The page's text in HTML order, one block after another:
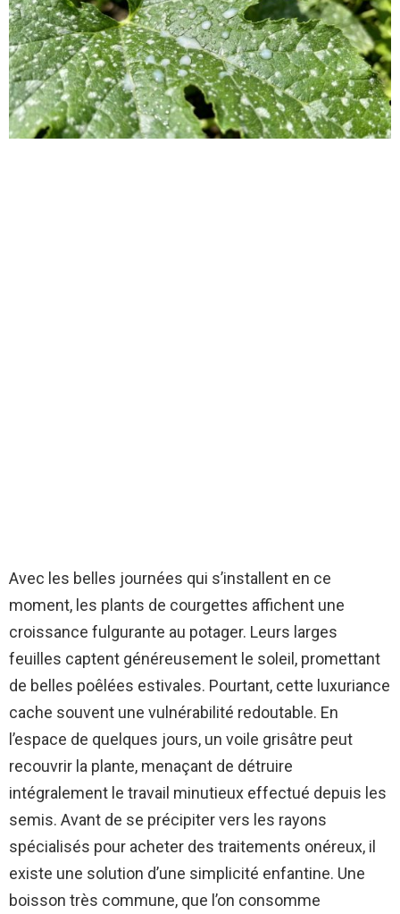
Avec les belles journées qui s’installent en ce
moment, les plants de courgettes affichent une
croissance fulgurante au potager. Leurs larges
feuilles captent généreusement le soleil, promettant
de belles poêlées estivales. Pourtant, cette luxuriance
cache souvent une vulnérabilité redoutable. En
l’espace de quelques jours, un voile grisâtre peut
recouvrir la plante, menaçant de détruire
intégralement le travail minutieux effectué depuis les
semis. Avant de se précipiter vers les rayons
spécialisés pour acheter des traitements onéreux, il
existe une solution d’une simplicité enfantine. Une
boisson très commune, que l’on consomme